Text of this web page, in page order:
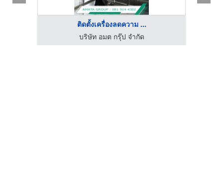
ติดตั้งเครื่องลดความ ...
บริษัท อมต กรุ๊ป จำกัด